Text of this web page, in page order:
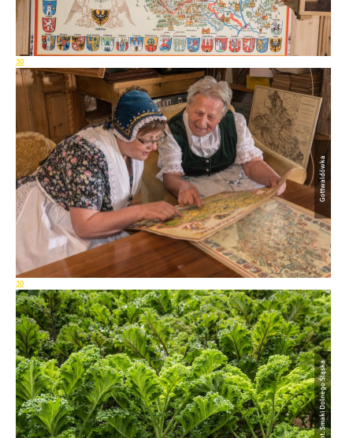
30
Gottwaldówka
30
fot. Smaki Dolnego Śląska